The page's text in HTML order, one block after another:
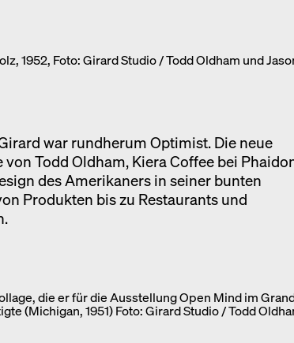
1952, Foto: Girard Studio / Todd Oldham und
war rundherum Optimist. Die neue
Todd Oldham, Kiera Coffee bei
des Amerikaners in seiner bunten
Produkten bis zu Restaurants und
die er für die Ausstellung Open Mind im
(Michigan, 1951) Foto: Girard Studio / Todd